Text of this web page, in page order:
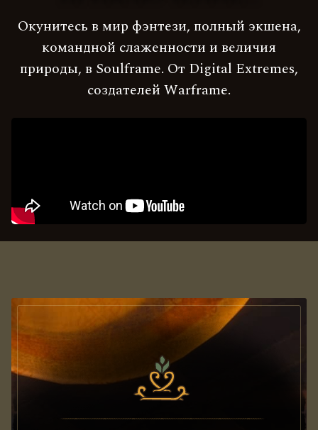
Окунитесь в мир фэнтези, полный экшена,
командной слаженности и величия
природы, в Soulframe. От Digital Extremes,
создателей Warframe.